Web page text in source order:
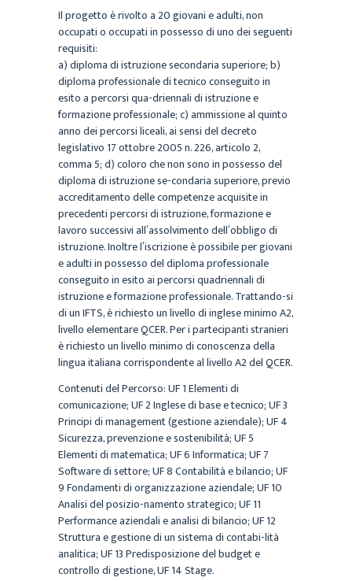
Il progetto è rivolto a 20 giovani e adulti, non
occupati o occupati in possesso di uno dei seguenti
requisiti:
a) diploma di istruzione secondaria superiore; b)
diploma professionale di tecnico conseguito in
esito a percorsi qua-driennali di istruzione e
formazione professionale; c) ammissione al quinto
anno dei percorsi liceali, ai sensi del decreto
legislativo 17 ottobre 2005 n. 226, articolo 2,
comma 5; d) coloro che non sono in possesso del
diploma di istruzione se-condaria superiore, previo
accreditamento delle competenze acquisite in
precedenti percorsi di istruzione, formazione e
lavoro successivi all’assolvimento dell’obbligo di
istruzione. Inoltre l’iscrizione è possibile per giovani
e adulti in possesso del diploma professionale
conseguito in esito ai percorsi quadriennali di
istruzione e formazione professionale. Trattando-si
di un IFTS, è richiesto un livello di inglese minimo A2,
livello elementare QCER. Per i partecipanti stranieri
è richiesto un livello minimo di conoscenza della
lingua italiana corrispondente al livello A2 del QCER.
Contenuti del Percorso: UF 1 Elementi di
comunicazione; UF 2 Inglese di base e tecnico; UF 3
Principi di management (gestione aziendale); UF 4
Sicurezza, prevenzione e sostenibilità; UF 5
Elementi di matematica; UF 6 Informatica; UF 7
Software di settore; UF 8 Contabilità e bilancio; UF
9 Fondamenti di organizzazione aziendale; UF 10
Analisi del posizio-namento strategico; UF 11
Performance aziendali e analisi di bilancio; UF 12
Struttura e gestione di un sistema di contabi-lità
analitica; UF 13 Predisposizione del budget e
controllo di gestione, UF 14 Stage.